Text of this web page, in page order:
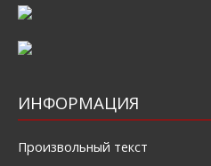
ИНФОРМАЦИЯ
Произвольный текст